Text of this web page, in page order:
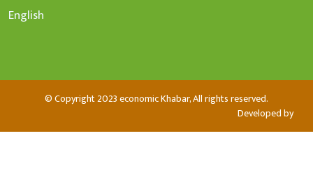
English
© Copyright 2023 economic Khabar, All rights reserved.
Developed by